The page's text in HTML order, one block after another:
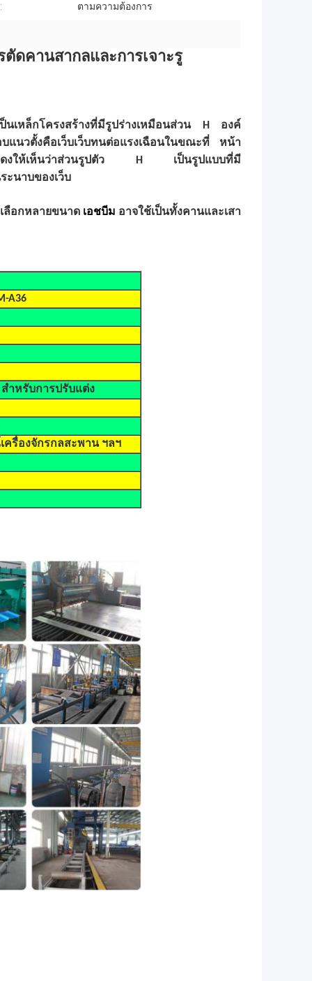
ตามความต้องการ
ตัดคานสากลและการเจาะรู
นเหล็กโครงสร้างที่มีรูปร่างเหมือนส่วน H องค์
นวตั้งคือเว็บเว็บทนต่อแรงเฉือนในขณะที่ หน้า
แสดงให้เห็นว่าส่วนรูปตัว H เป็นรูปแบบที่มี
ะนาบของเว็บ
ลือกหลายขนาด เอชบีม อาจใช้เป็นทั้งคานและเสา
A36
ำหรับการปรับแต่ง
รื่องจักรกลสะพาน ฯลฯ